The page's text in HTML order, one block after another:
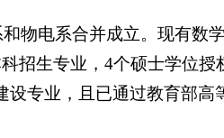
物电系合并成立。现有数
招生专业，4个硕士学位
专业，且已通过教育部